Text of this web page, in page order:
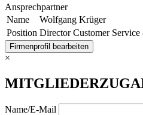
Ansprechpartner
Name
Wolfgang Krüger
Position Director Customer
Firmenprofil bearbeiten
×
Name/E-Mail